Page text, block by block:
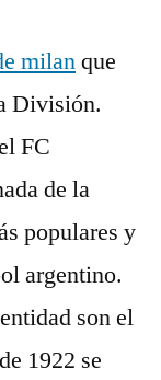
milanque
División.
FC
de la
populares y
argentino.
son el
1922 se